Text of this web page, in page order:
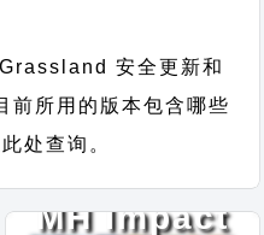
安全更新和
前所用的版本包含哪些
处查询。
MH Impact